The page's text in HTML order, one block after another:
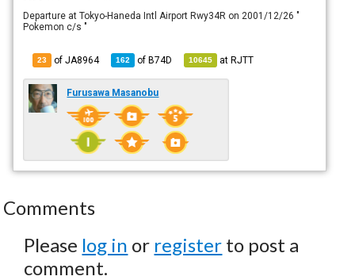
Departure at Tokyo-Haneda Intl Airport Rwy34R on 2001/12/26 "
Pokemon c/s "
23 of JA8964 162 ofB74D 10645 atRJTT
Furusawa Masanobu
Comments
Please log in or register to post a
comment.